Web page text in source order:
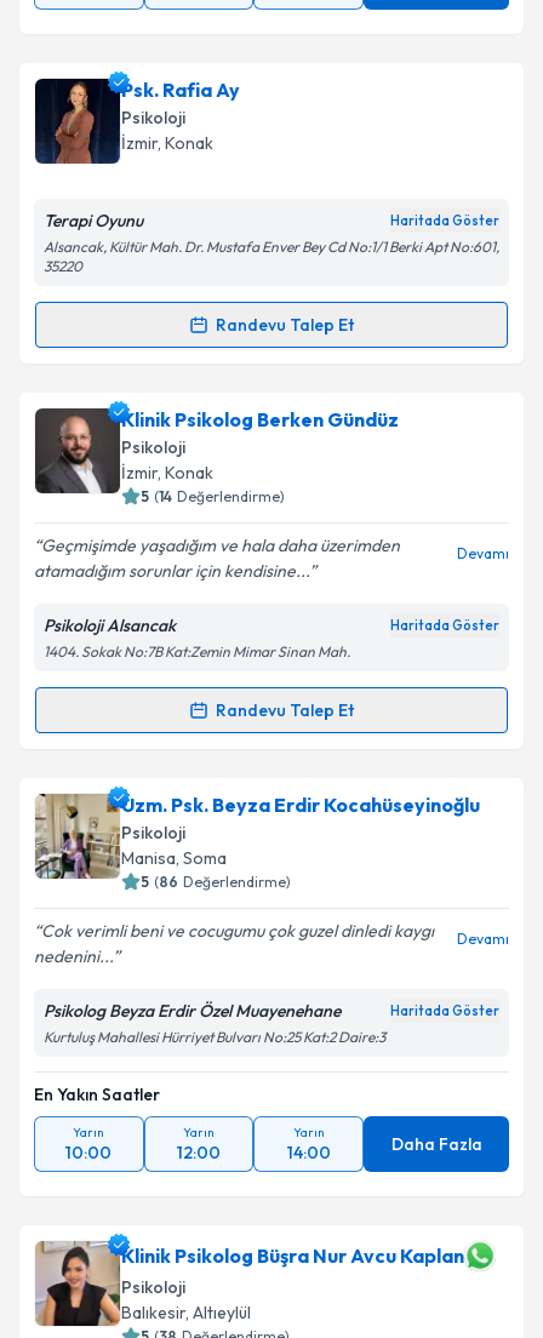
Psk. Rafia Ay
Psikoloji
İzmir, Konak
Terapi Oyunu Haritada Göster
Alsancak, Kültür Mah. Dr. Mustafa Enver Bey Cd No:1/1 Berki Apt No:601,
35220
Randevu Talep Et
Randevu Takvimi Talebi
Psk. Rafia Ayiçin randevu takvimi talebi oluşturun.
Size bu uzmandan randevu almanız için bir takvim
hazırlandığında e-posta ile bilgilendireceğiz.
Kişisel verilerimin işlenmesine ilişkin
Aydınlatma
Metni'ni okudum ve kişisel verilerimin belirtilen
kapsamda işlenmesini kabul ediyorum.
Klinik Psikolog Berken Gündüz
Psikoloji
İzmir, Konak
5 (14 Değerlendirme)
Geçmişimde yaşadığım ve hala daha üzerimden
atamadığım sorunlar için kendisine...
Devamı
Psikoloji Alsancak Haritada Göster
1404. Sokak No:7B Kat:Zemin Mimar Sinan Mah.
Randevu Talep Et
Randevu Takvimi Talebi
Klinik Psikolog Berken Gündüziçin randevu takvimi
talebi oluşturun. Size bu uzmandan randevu almanız
için bir takvim hazırlandığında e-posta ile
bilgilendireceğiz.
E-posta Adresiniz
Kişisel verilerimin işlenmesine ilişkin
Metni'ni okudum ve kişisel verilerimin belirtilen
kapsamda işlenmesini kabul ediyorum.
Takvim Talebini Gönder
Uzm. Psk. Beyza Erdir Kocahüseyinoğlu
Psikoloji
Manisa, Soma
5 (86 Değerlendirme)
Cok verimli beni ve cocugumu çok guzel dinledi kaygı
nedenini...
Devamı
Psikolog Beyza Erdir Özel Muayenehane Haritada Göster
Kurtuluş Mahallesi Hürriyet Bulvarı No:25 Kat:2 Daire:3
En Yakın Saatler
Yarın
10:00
Yarın
12:00
Yarın
14:00 Daha Fazla
Klinik Psikolog Büşra Nur Avcu Kaplan
Psikoloji
Balıkesir, Altıeylül